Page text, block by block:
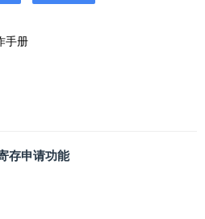
手册
存申请功能